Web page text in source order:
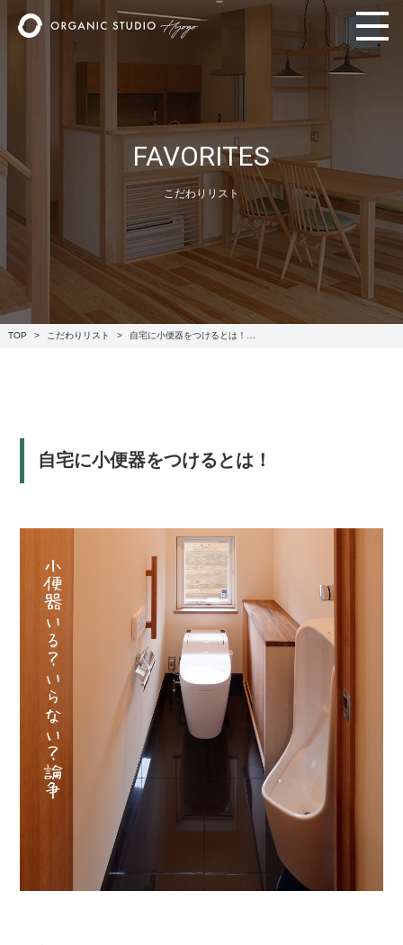
FAVORITES
こだわりリスト
TOP こだわりリスト 自宅に小便器をつけるとは！…
自宅に小便器をつけるとは！